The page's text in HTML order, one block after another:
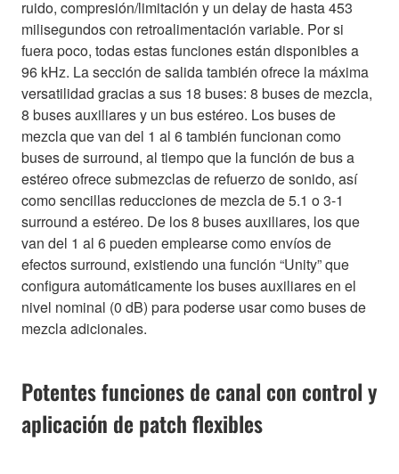
ruido, compresión/limitación y un delay de hasta 453
milisegundos con retroalimentación variable. Por si
fuera poco, todas estas funciones están disponibles a
96 kHz. La sección de salida también ofrece la máxima
versatilidad gracias a sus 18 buses: 8 buses de mezcla,
8 buses auxiliares y un bus estéreo. Los buses de
mezcla que van del 1 al 6 también funcionan como
buses de surround, al tiempo que la función de bus a
estéreo ofrece submezclas de refuerzo de sonido, así
como sencillas reducciones de mezcla de 5.1 o 3-1
surround a estéreo. De los 8 buses auxiliares, los que
van del 1 al 6 pueden emplearse como envíos de
efectos surround, existiendo una función “Unity” que
configura automáticamente los buses auxiliares en el
nivel nominal (0 dB) para poderse usar como buses de
mezcla adicionales.
Potentes funciones de canal con control y
aplicación de patch flexibles